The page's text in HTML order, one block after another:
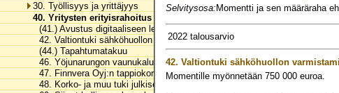
30. Työllisyys ja yrittäjyys
40. Yritysten erityisrahoitus
(41.) Avustus digitaaliseen lentopaikkatoimintaan
42. Valtiontuki sähköhuollon varmistamiseksi
(44.) Tapahtumatakuu
46. Yöjunarungon vaunukaluston hankinta
47. Finnvera Oyj:n tappiokorvaukset
48. Korko- ja muu tuki julkisesti tuetuille vienti- ja alusluotoille
Selvitysosa: Momentti ja sen määräraha
2022 talousarvio
42. Valtiontuki sähköhuollon
Momentille myönnetään 750 000 euroa.